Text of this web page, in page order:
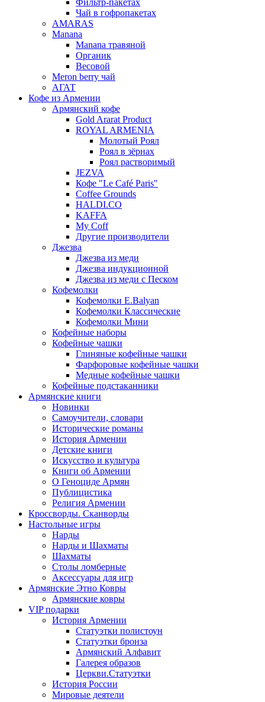
Фильтр-пакетах
Чай в гофропакетах
AMARAS
Manana
Manana травяной
Органик
Весовой
Meron berry чай
АГАТ
Кофе из Армении
Армянский кофе
Gold Ararat Product
ROYAL ARMENIA
Молотый Роял
Роял в зёрнах
Роял растворимый
JEZVA
Кофе "Le Café Paris"
Coffee Grounds
HALDI.CO
KAFFA
My Coff
Другие производители
Джезва
Джезва из меди
Джезва индукционной
Джезва из меди с Песком
Кофемолки
Кофемолки E.Balyan
Кофемолки Классические
Кофемолки Мини
Кофейные наборы
Кофейные чашки
Глиняные кофейные чашки
Фарфоровые кофейные чашки
Медные кофейные чашки
Кофейные подстаканники
Армянские книги
Новинки
Самоучители, словари
Исторические романы
История Армении
Детские книги
Иcкусство и культура
Книги об Армении
О Геноциде Армян
Публицистика
Религия Армении
Кроссворды. Сканворды
Настольные игры
Нарды
Нарды и Шахматы
Шахматы
Столы ломберные
Аксессуары для игр
Армянские Этно Ковры
Армянские ковры
VIP подарки
История Армении
Статуэтки полистоун
Статуэтки бронза
Армянский Алфавит
Галерея образов
Церкви.Статуэтки
История России
Мировые деятели